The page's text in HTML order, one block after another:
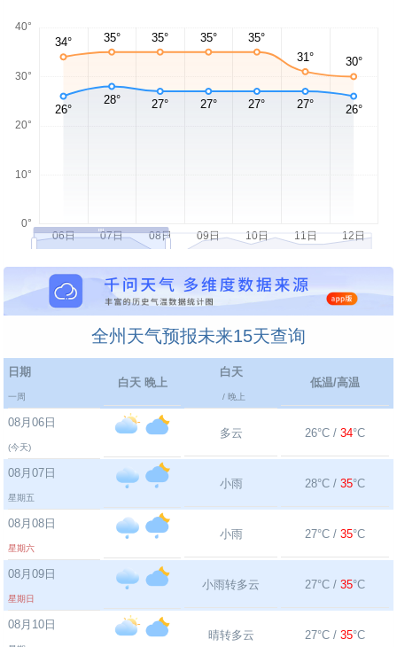
全州天气预报未来15天查询
日期
一周
白天 晚上
白天
/ 晚上
低温/高温
08月06日
(今天)
多云 26°C / 34°C
08月07日
星期五
小雨 28°C / 35°C
08月08日
星期六
小雨 27°C / 35°C
08月09日
星期日
小雨转多云 27°C / 35°C
08月10日
晴转多云 27°C / 35°C